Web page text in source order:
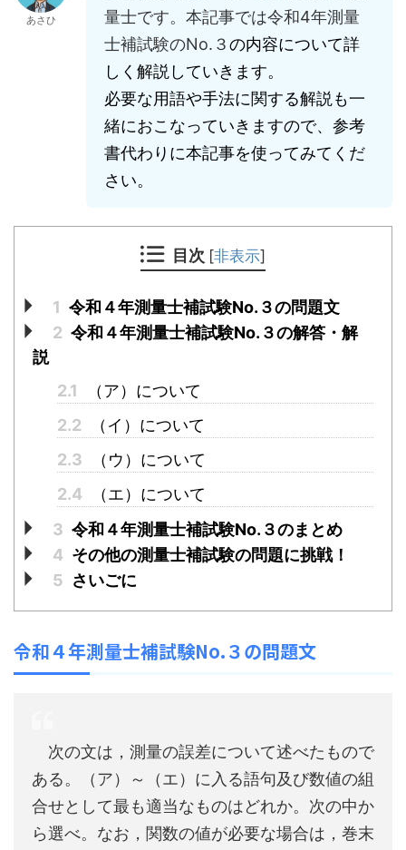
あさひ
量士です。本記事では令和4年測量
士補試験のNo.３の内容について詳
しく解説していきます。
必要な用語や手法に関する解説も一
緒におこなっていきますので、参考
書代わりに本記事を使ってみてくだ
さい。
目次 [非表示]
1 令和４年測量士補試験No.３の問題文
2 令和４年測量士補試験No.３の解答・解
説
2.1
（ア）について
2.2
（イ）について
2.3
（ウ）について
2.4
（エ）について
3 令和４年測量士補試験No.３のまとめ
4 その他の測量士補試験の問題に挑戦！
5 さいごに
令和４年測量士補試験No.３の問題文
次の文は，測量の誤差について述べたもので
ある。（ア）～（エ）に入る語句及び数値の組
合せとして最も適当なものはどれか。次の中か
ら選べ。なお，関数の値が必要な場合は，巻末